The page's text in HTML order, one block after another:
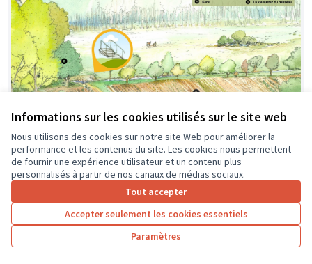
Informations sur les cookies utilisés sur le site web
Nous utilisons des cookies sur notre site Web pour améliorer la
performance et les contenus du site. Les cookies nous permettent
de fournir une expérience utilisateur et un contenu plus
personnalisés à partir de nos canaux de médias sociaux.
Tout accepter
Accepter seulement les cookies essentiels
Paramètres
Création d'une passerelle
Pageard
0 4